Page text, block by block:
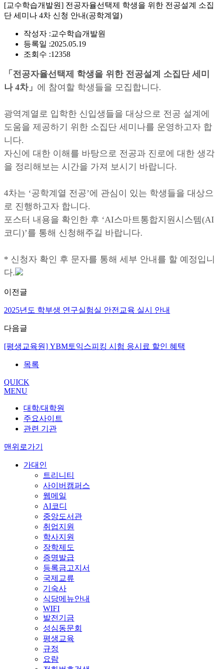
[교수학습개발원] 전공자율선택제 학생을 위한 전공설계 소집
단 세미나 4차 신청 안내(공학계열)
작성자 :교수학습개발원
등록일 :2025.05.19
조회수 :12358
「 전공자율선택제 학생을 위한 전공설계 소집단 세미
나 4차」 에 참여할 학생들을 모집합니다.
광역계열로 입학한 신입생들을 대상으로 전공 설계에
도움을 제공하기 위한 소집단 세미나를 운영하고자 합
니다.
자신에 대한 이해를 바탕으로 전공과 진로에 대한 생각
을 정리해보는 시간을 가져 보시기 바랍니다.
4차는 ‘공학계열 전공’에 관심이 있는 학생들을 대상으
로 진행하고자 합니다.
포스터 내용을 확인한 후 ‘AI스마트통합지원시스템(AI
코디)’를 통해 신청해주길 바랍니다.
* 신청자 확인 후 문자를 통해 세부 안내를 할 예정입니
다.
이전글
2025년도 학부생 연구실험실 안전교육 실시 안내
다음글
[평생교육원] YBM토익스피킹 시험 응시료 할인 혜택
목록
QUICK
MENU
대학/대학원
주요사이트
관련 기관
맨위로가기
가대인
트리니티
사이버캠퍼스
웹메일
AI코디
중앙도서관
취업지원
학사지원
장학제도
증명발급
등록금고지서
국제교류
기숙사
식당메뉴안내
WIFI
발전기금
성심동문회
평생교육
규정
요람